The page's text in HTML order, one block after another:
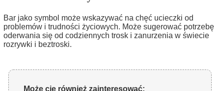
Bar jako symbol może wskazywać na chęć ucieczki od
problemów i trudności życiowych. Może sugerować potrzebę
oderwania się od codziennych trosk i zanurzenia w świecie
rozrywki i beztroski.
Może cię również zainteresować: